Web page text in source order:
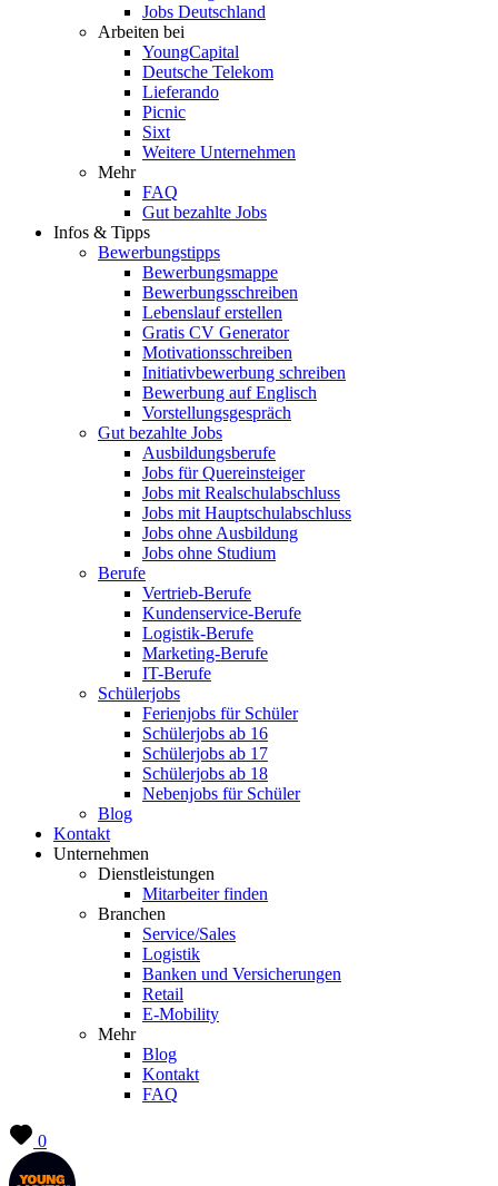
Jobs Deutschland
Arbeiten bei
YoungCapital
Deutsche Telekom
Lieferando
Picnic
Sixt
Weitere Unternehmen
Mehr
FAQ
Gut bezahlte Jobs
Infos & Tipps
Bewerbungstipps
Bewerbungsmappe
Bewerbungsschreiben
Lebenslauf erstellen
Gratis CV Generator
Motivationsschreiben
Initiativbewerbung schreiben
Bewerbung auf Englisch
Vorstellungsgespräch
Gut bezahlte Jobs
Ausbildungsberufe
Jobs für Quereinsteiger
Jobs mit Realschulabschluss
Jobs mit Hauptschulabschluss
Jobs ohne Ausbildung
Jobs ohne Studium
Berufe
Vertrieb-Berufe
Kundenservice-Berufe
Logistik-Berufe
Marketing-Berufe
IT-Berufe
Schülerjobs
Ferienjobs für Schüler
Schülerjobs ab 16
Schülerjobs ab 17
Schülerjobs ab 18
Nebenjobs für Schüler
Blog
Kontakt
Unternehmen
Dienstleistungen
Mitarbeiter finden
Branchen
Service/Sales
Logistik
Banken und Versicherungen
Retail
E-Mobility
Mehr
Blog
Kontakt
FAQ
0